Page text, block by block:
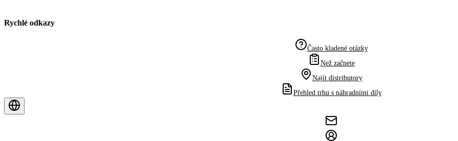
Rychlé odkazy
Často kladené otázky
Než začnete
Najít distributory
Přehled trhu s náhradními díly